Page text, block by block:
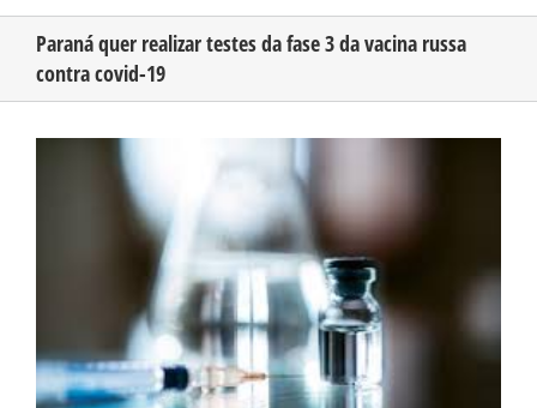
CONHEÇA O AMAZONAS
Paraná quer realizar testes da fase 3 da vacina russa
contra covid-19